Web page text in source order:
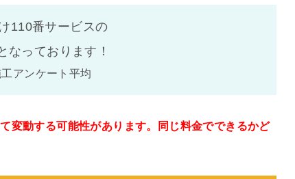
110番サービスの
なっております！
アンケート平均
変動する可能性があります。同じ料金でできるかど